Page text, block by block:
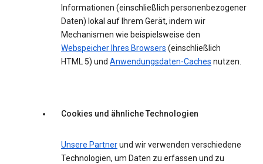
Informationen (einschließlich personenbezogener
Daten) lokal auf Ihrem Gerät, indem wir
Mechanismen wie beispielsweise den
Webspeicher Ihres Browsers (einschließlich
HTML 5) und Anwendungsdaten-Caches nutzen.
Cookies und ähnliche Technologien
Unsere Partnerund wir verwenden verschiedene
Technologien, um Daten zu erfassen und zu